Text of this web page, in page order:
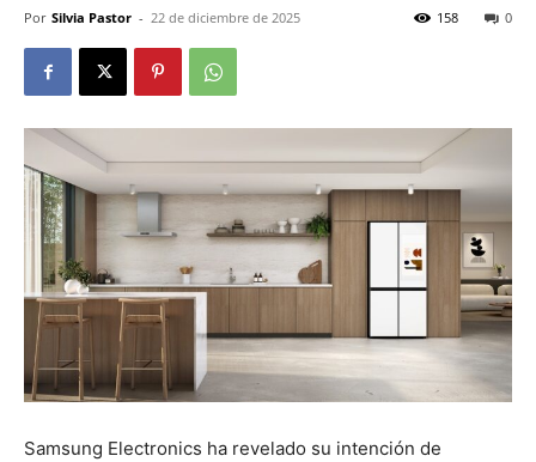
Por Silvia Pastor - 22 de diciembre de 2025 0
158
Samsung Electronics ha revelado su intención de